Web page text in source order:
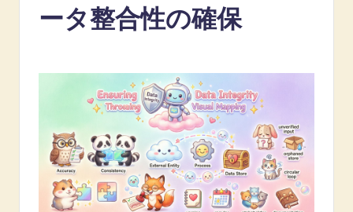
p
ータ整合性の確保